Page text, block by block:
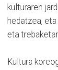
kulturaren
hedatzea,
eta
Kultura